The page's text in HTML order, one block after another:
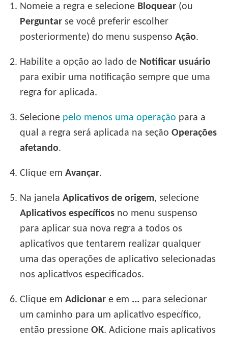
1. Nomeie a regra e selecione Bloquear (ou
Perguntar se você preferir escolher
posteriormente) do menu suspensoAção.
2. Habilite a opção ao lado de Notificar usuário
para exibir uma notificação sempre que uma
regra for aplicada.
3. Selecione pelo menos uma operação para a
qual a regra será aplicada na seçãoOperações
afetando.
4. Clique emAvançar.
5. Na janelaAplicativos de origem, selecione
Aplicativos específicos no menu suspenso
para aplicar sua nova regra a todos os
aplicativos que tentarem realizar qualquer
uma das operações de aplicativo selecionadas
nos aplicativos especificados.
6. Clique emAdicionar e em ... para selecionar
um caminho para um aplicativo específico,
então pressioneOK. Adicione mais aplicativos